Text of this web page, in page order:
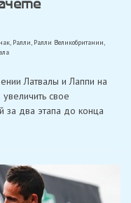
, Ралли, Ралли Великобритании
Латвалы и Лаппи на
свое
за два этапа до конца